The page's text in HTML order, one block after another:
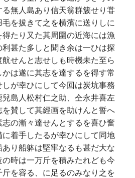
無人島あり信天翁群簇せり甞
を拔きて之を横濱に送りしに
たり又た其周圍の近海には漁
甚た多しと聞き余は一ひは探
せんと志せしも時機未た至ら
は遂に其志を達するを得す常
が幸ひにして今回は炭坑事務
島人松村仁之助、仝永井喜左
賛して其經画を助けんと誓へ
の漸々達せんとするを喜ひ奮
着手したるが幸ひにして同地
り船躰は堅牢なるも甚だ大な
時は一万斤を積みたれども今
を容る、に足るのみなり之を